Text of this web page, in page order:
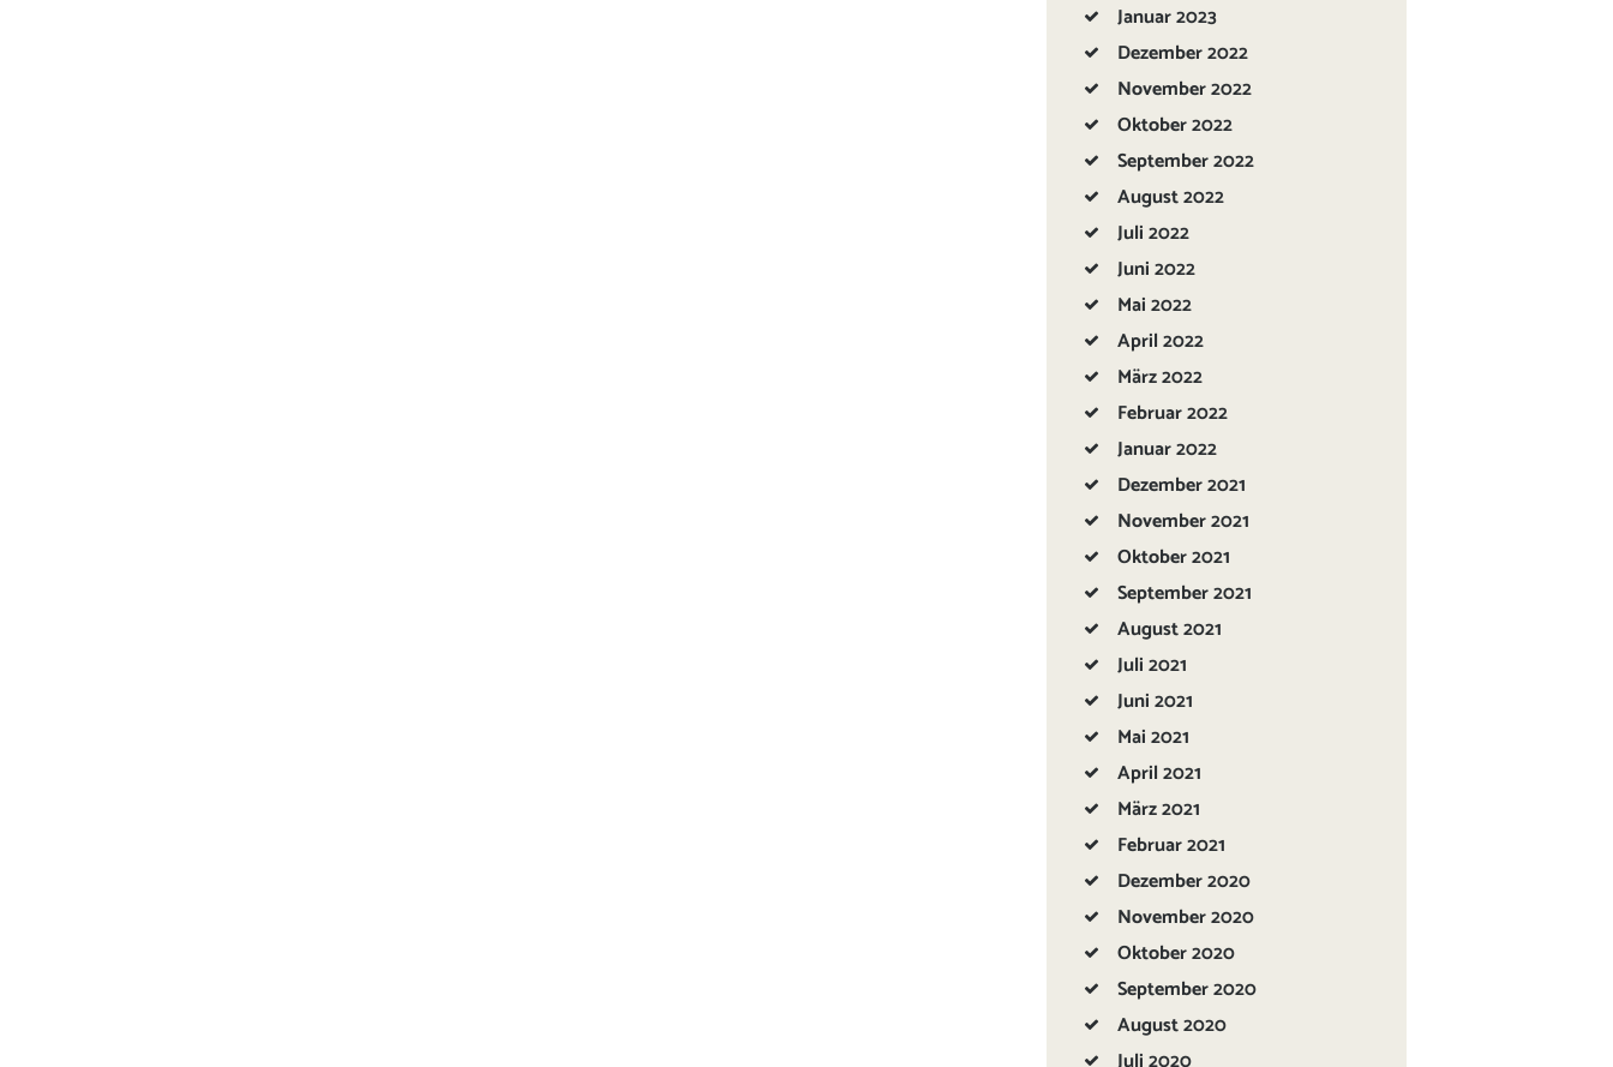
Januar2023
Dezember2022
November2022
Oktober2022
September2022
August2022
Juli2022
Juni2022
Mai2022
April2022
März2022
Februar2022
Januar2022
Dezember2021
November2021
Oktober2021
September2021
August2021
Juli2021
Juni2021
Mai2021
April2021
März2021
Februar2021
Dezember2020
November2020
Oktober2020
September2020
August2020